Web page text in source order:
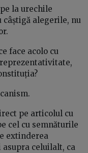
la urechile
câștigă alegerile, nu
face acolo cu
pe articolul cu
cel cu semnăturile
extinderea
celuilalt, ca